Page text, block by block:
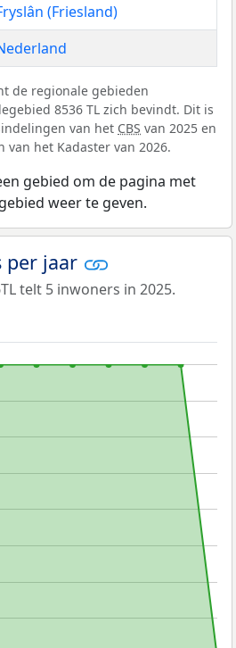
(Friesland)
de regionale gebieden
8536 TL zich bevindt. Dit is
van het CBS van 2025 en
van het Kadaster van 2026.
gebied om de pagina met
weer te geven.
per jaar
telt 5 inwoners in 2025.